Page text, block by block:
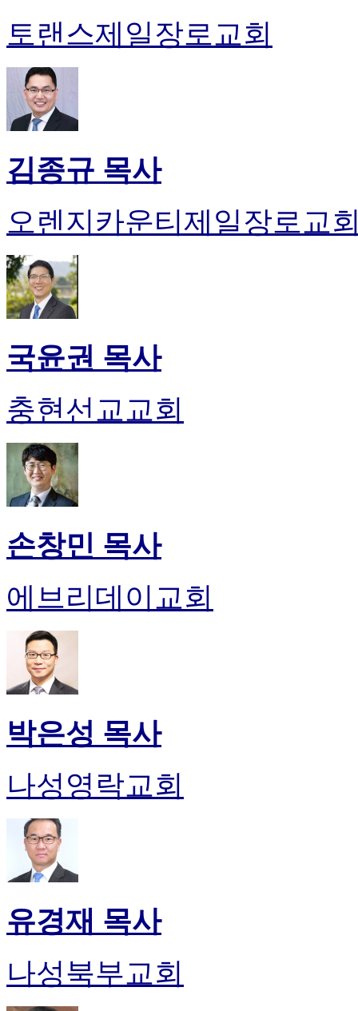
토랜스제일장로교회
김종규 목사
오렌지카운티제일장로교
국윤권 목사
충현선교교회
손창민 목사
에브리데이교회
박은성 목사
나성영락교회
유경재 목사
나성북부교회